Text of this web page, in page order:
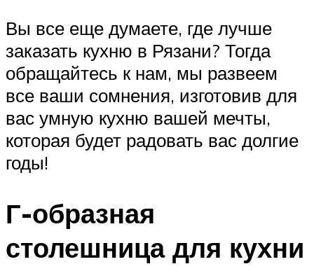
Вы все еще думаете, где лучше
заказать кухню в Рязани? Тогда
обращайтесь к нам, мы развеем
все ваши сомнения, изготовив для
вас умную кухню вашей мечты,
которая будет радовать вас долгие
годы!
Г-образная
столешница для кухни